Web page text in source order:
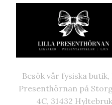
Besök vår fysiska butik,
Presenthörnan på
4C, 31432 Hyltebruk